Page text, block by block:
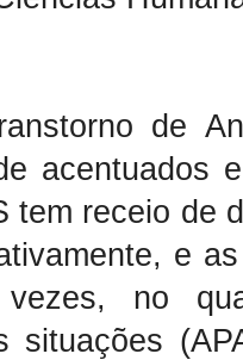
de
acentuados
tem receio de
e
no
situações